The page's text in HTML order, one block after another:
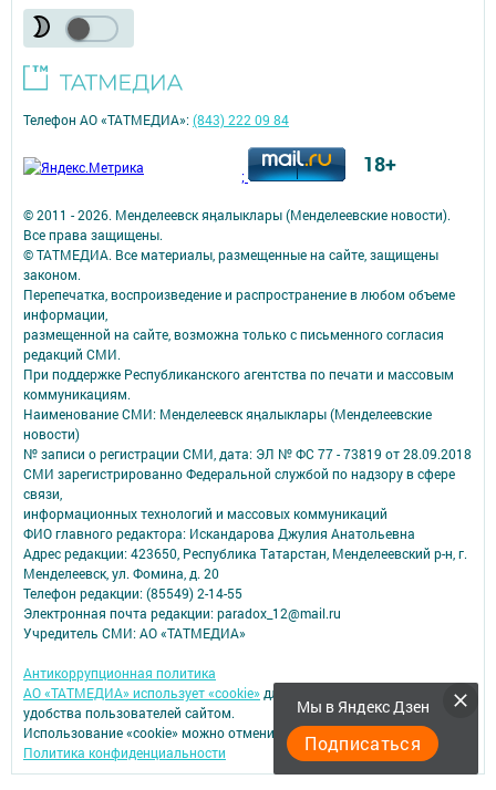
Мы в Яндекс Дзен
Подписаться
© 2011 - 2026. Менделеевск яӊалыклары (Менделеевские новости).
Все права защищены.
© ТАТМЕДИА. Все материалы, размещенные на сайте, защищены
законом.
Перепечатка, воспроизведение и распространение в любом объеме
информации,
размещенной на сайте, возможна только с письменного согласия
редакций СМИ.
При поддержке Республиканского агентства по печати и массовым
коммуникациям.
Наименование СМИ: Менделеевск яӊалыклары (Менделеевские
новости)
№ записи о регистрации СМИ, дата: ЭЛ № ФС 77 - 73819 от 28.09.2018
СМИ зарегистрированно Федеральной службой по надзору в сфере
связи,
информационных технологий и массовых коммуникаций
ФИО главного редактора: Искандарова Джулия Анатольевна
Адрес редакции: 423650, Республика Татарстан, Менделеевский р-н, г.
Менделеевск, ул. Фомина, д. 20
Телефон редакции: (85549) 2-14-55
Электронная почта редакции: paradox_12@mail.ru
Учредитель СМИ: АО «ТАТМЕДИА»
Антикоррупционная политика
АО «ТАТМЕДИА» использует «cookie» для персонализации сервисов и
удобства пользователей сайтом.
Использование «cookie» можно отменить в настройках браузера.
Политика конфиденциальности
Телефон АО «ТАТМЕДИА»:(843) 222 09 84
; 18+